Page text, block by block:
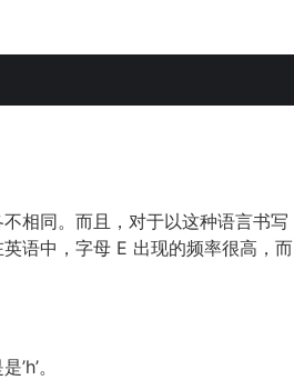
相同。而且，对于以这种语言书写
语中，字母 E 出现的频率很高，而
。